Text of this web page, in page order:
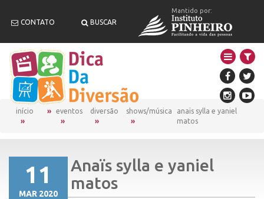
CONTATO BUSCAR
Mantido por:
início eventos diversão shows/música
anaïs sylla e yaniel
matos
11
MAR 2020
Anaïs sylla e yaniel
matos